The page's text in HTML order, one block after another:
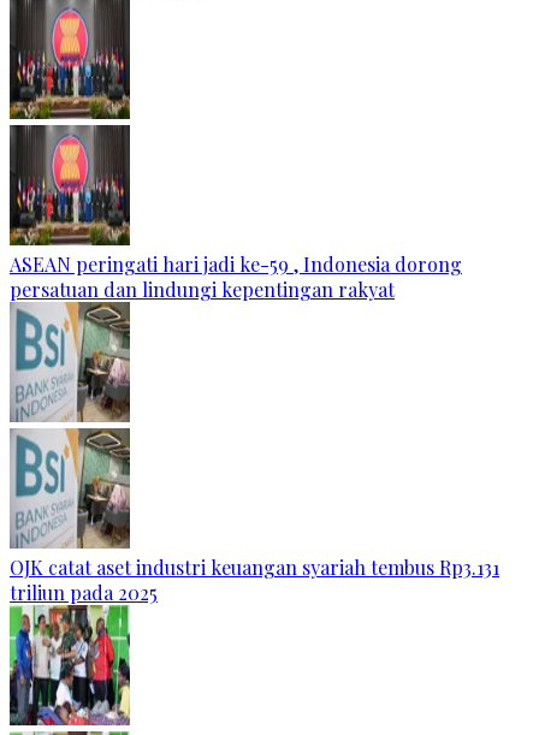
ASEAN peringati hari jadi ke-59 , Indonesia dorong
persatuan dan lindungi kepentingan rakyat
OJK catat aset industri keuangan syariah tembus Rp3.131
triliun pada 2025